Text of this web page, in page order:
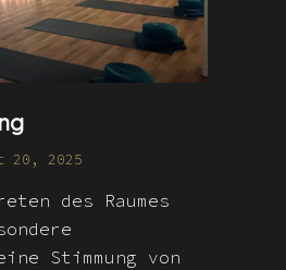
20, 2025
des Raumes
Stimmung von